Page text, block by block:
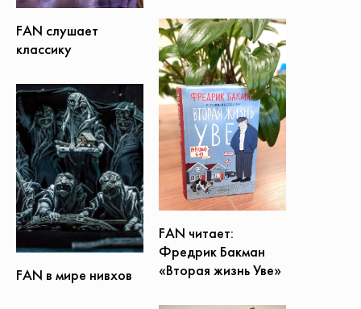
FAN слушает
классику
FAN читает:
Фредрик Бакман
«Вторая жизнь Уве»
FAN в мире нивхов